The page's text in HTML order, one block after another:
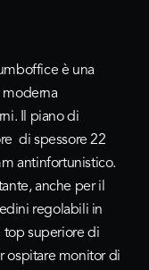
è una
moderna
Il piano di
di spessore 22
antinfortunistico.
anche per il
regolabili in
top superiore di
ospitare monitor di